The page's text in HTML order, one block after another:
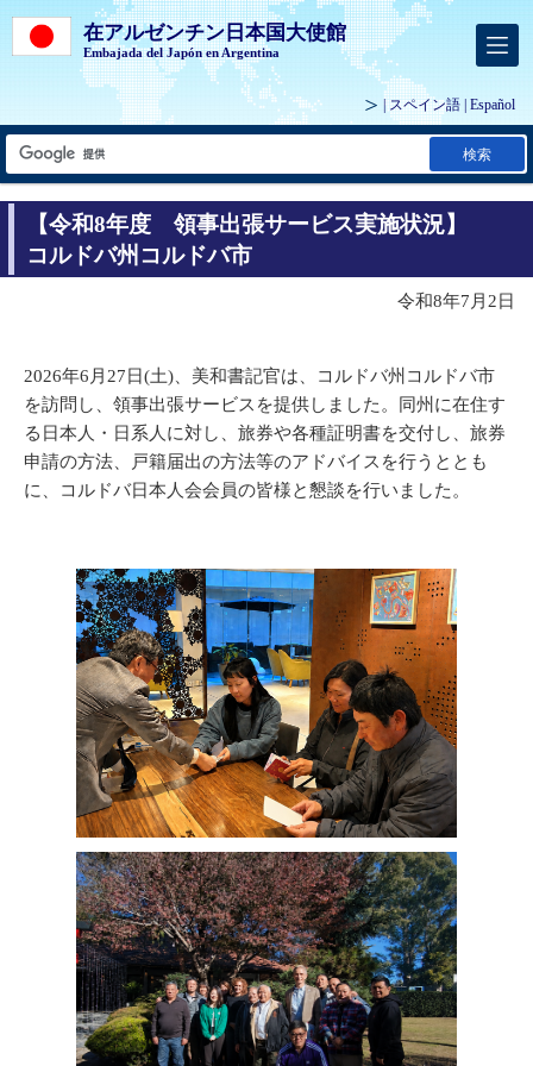
在アルゼンチン日本国大使館
Embajada del Japón en Argentina
| スペイン語 | Español
検索
【令和8年度 領事出張サービス実施状況】
コルドバ州コルドバ市
令和8年7月2日
2026年6月27日(土)、美和書記官は、コルドバ州コルドバ市
を訪問し、領事出張サービスを提供しました。同州に在住す
る日本人・日系人に対し、旅券や各種証明書を交付し、旅券
申請の方法、戸籍届出の方法等のアドバイスを行うととも
に、コルドバ日本人会会員の皆様と懇談を行いました。